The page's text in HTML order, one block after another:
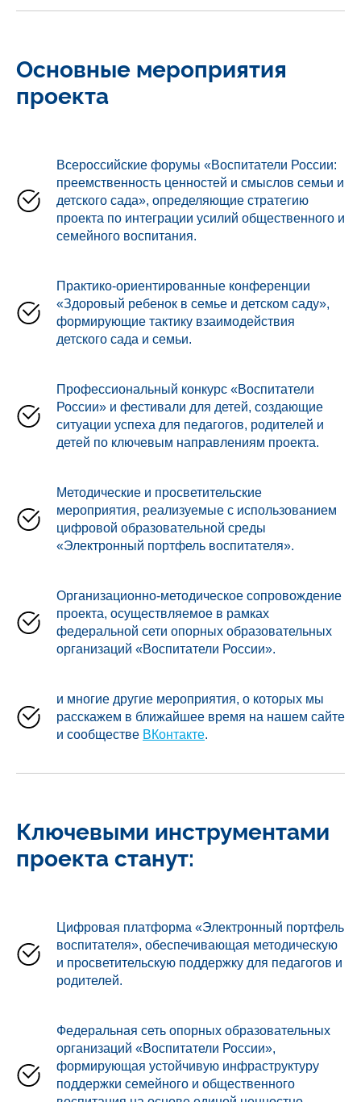
Основные мероприятия
проекта
Всероссийские форумы «Воспитатели России:
преемственность ценностей и смыслов семьи и
детского сада», определяющие стратегию
проекта по интеграции усилий общественного и
семейного воспитания.
Практико-ориентированные конференции
«Здоровый ребенок в семье и детском саду»,
формирующие тактику взаимодействия
детского сада и семьи.
Профессиональный конкурс «Воспитатели
России» и фестивали для детей, создающие
ситуации успеха для педагогов, родителей и
детей по ключевым направлениям проекта.
Методические и просветительские
мероприятия, реализуемые с использованием
цифровой образовательной среды
«Электронный портфель воспитателя».
Организационно-методическое сопровождение
проекта, осуществляемое в рамках
федеральной сети опорных образовательных
организаций «Воспитатели России».
и многие другие мероприятия, о которых мы
расскажем в ближайшее время на нашем сайте
и сообществе ВКонтакте.
Ключевыми инструментами
проекта станут:
Цифровая платформа «Электронный портфель
воспитателя», обеспечивающая методическую
и просветительскую поддержку для педагогов и
родителей.
Федеральная сеть опорных образовательных
организаций «Воспитатели России»,
формирующая устойчивую инфраструктуру
поддержки семейного и общественного